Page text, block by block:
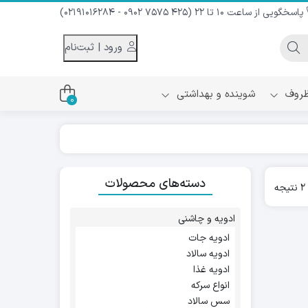
پاسخگویی از ساعت 10 تا 22 (425 7575 0902 - 02191016284)
سرد
شوینده و بهداشتی 0
Sorted
popularity
دسته‌های محصولات
ادویه و چاشنی
ادویه جات
ادویه سالاد
ادویه غذا
انواع سرکه
سس سالاد